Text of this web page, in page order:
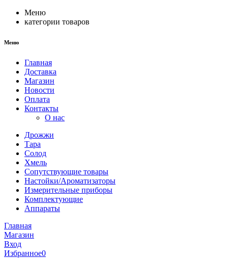
Меню
категории товаров
Меню
Главная
Доставка
Магазин
Новости
Оплата
Контакты
О нас
Дрожжи
Тара
Солод
Хмель
Сопутствующие товары
Настойки/Ароматизаторы
Измерительные приборы
Комплектующие
Аппараты
Главная
Магазин
Вход
Избранное0